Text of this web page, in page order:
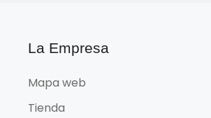
La Empresa
Mapa web
Tienda